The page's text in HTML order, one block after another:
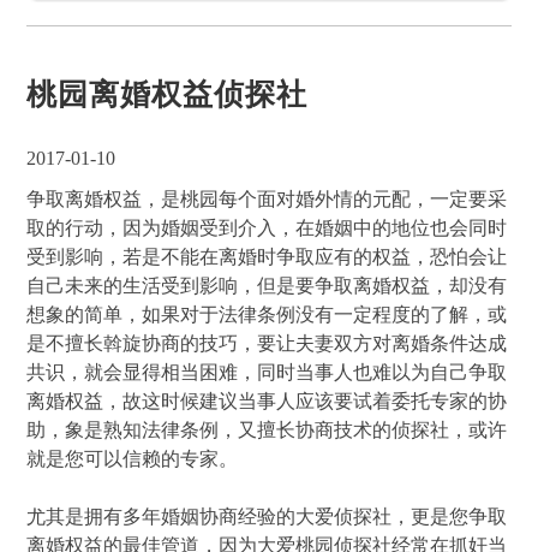
桃园离婚权益侦探社
2017-01-10
争取离婚权益，是桃园每个面对婚外情的元配，一定要采
取的行动，因为婚姻受到介入，在婚姻中的地位也会同时
受到影响，若是不能在离婚时争取应有的权益，恐怕会让
自己未来的生活受到影响，但是要争取离婚权益，却没有
想象的简单，如果对于法律条例没有一定程度的了解，或
是不擅长斡旋协商的技巧，要让夫妻双方对离婚条件达成
共识，就会显得相当困难，同时当事人也难以为自己争取
离婚权益，故这时候建议当事人应该要试着委托专家的协
助，象是熟知法律条例，又擅长协商技术的侦探社，或许
就是您可以信赖的专家。
尤其是拥有多年婚姻协商经验的大爱侦探社，更是您争取
离婚权益的最佳管道，因为大爱桃园侦探社经常在抓奸当